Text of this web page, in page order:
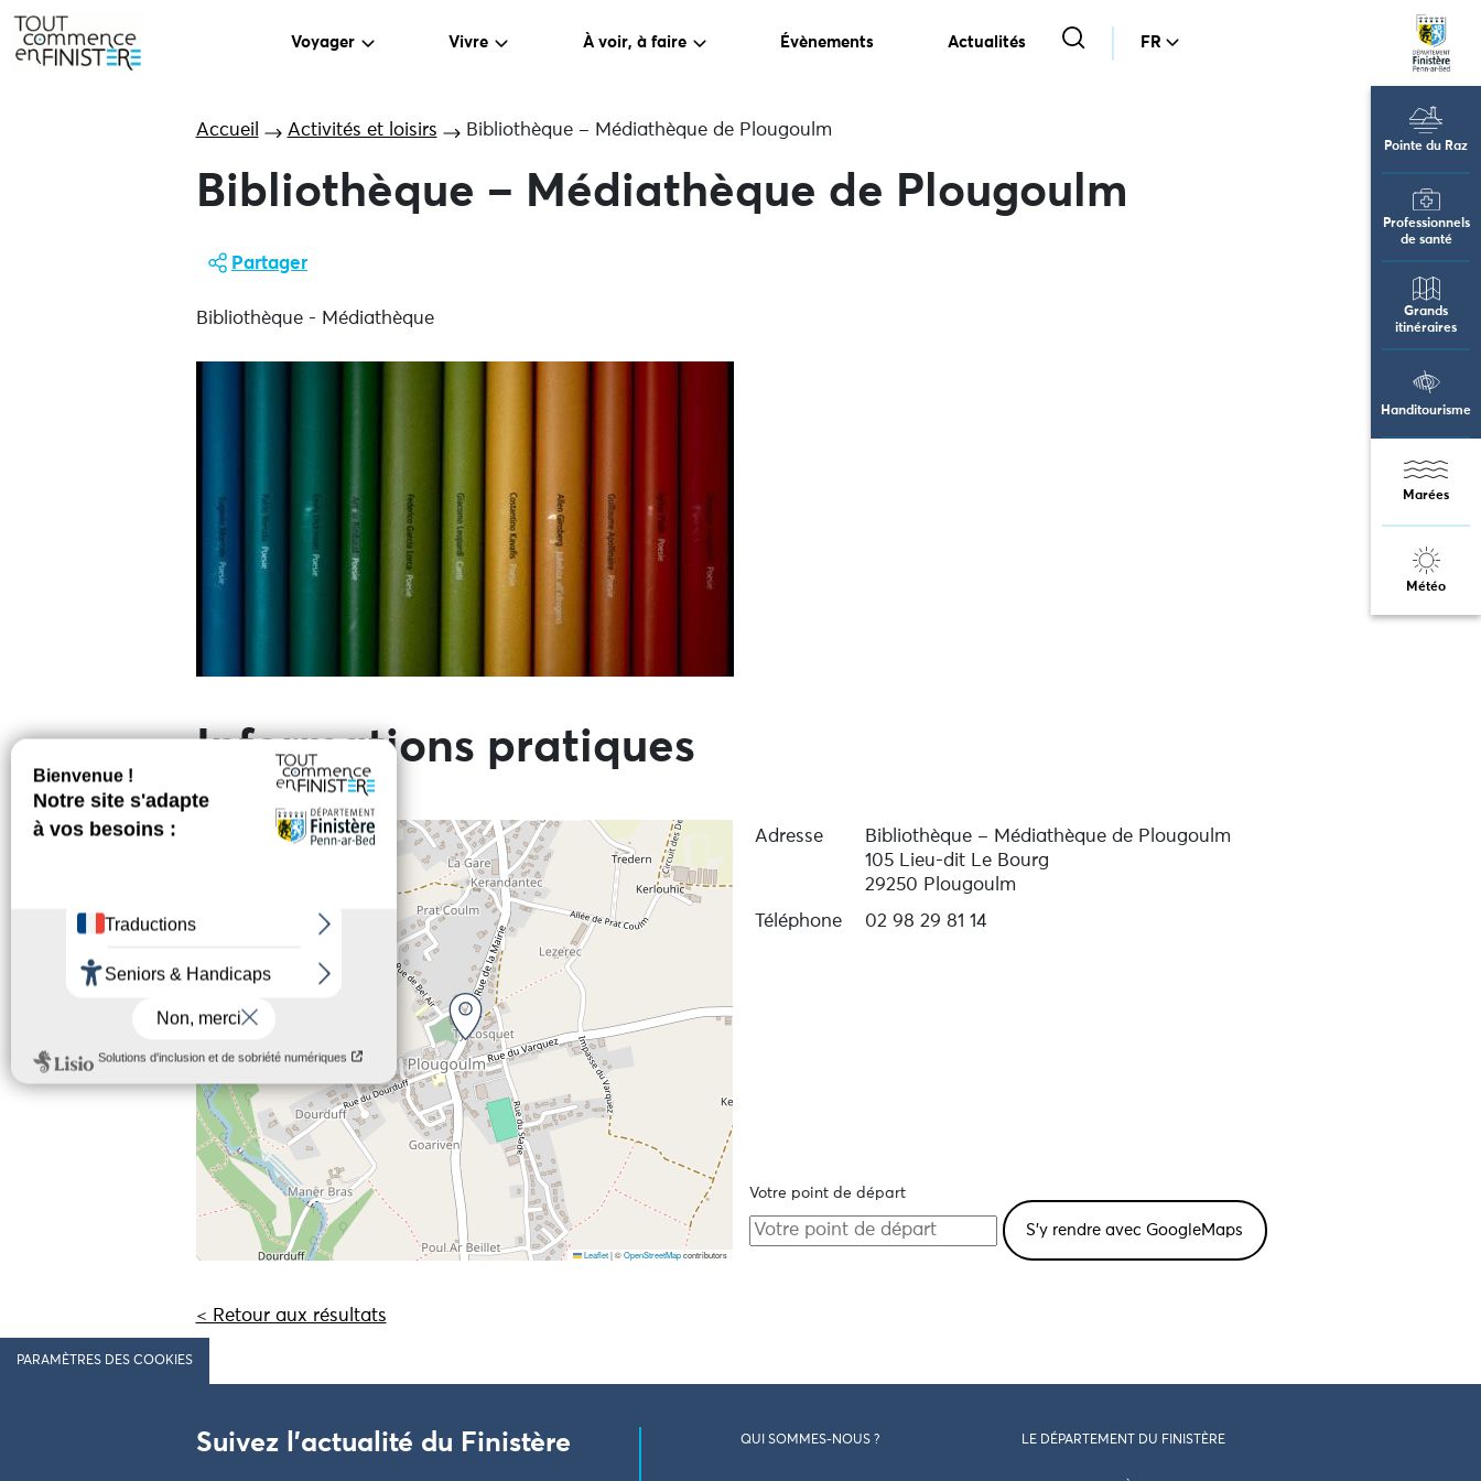
Voyager Vivre À voir, à faire Évènements Actualités FR
Pointe du Raz
Professionnels
de santé
Grands
itinéraires
Handitourisme
Marées
Météo
Accueil Activités et loisirs Bibliothèque – Médiathèque de Plougoulm
Bibliothèque – Médiathèque de Plougoulm
Partager
Bibliothèque - Médiathèque
Informations pratiques
Leaflet |©OpenStreetMapcontributors
Adresse
Bibliothèque – Médiathèque de Plougoulm
105 Lieu-dit Le Bourg
29250 Plougoulm
Téléphone
02 98 29 81 14
Votre point de départ
< Retour aux résultats
PARAMÈTRES DES COOKIES
Suivez l'actualité du Finistère QUI SOMMES-NOUS ? LE DÉPARTEMENT DU FINISTÈRE